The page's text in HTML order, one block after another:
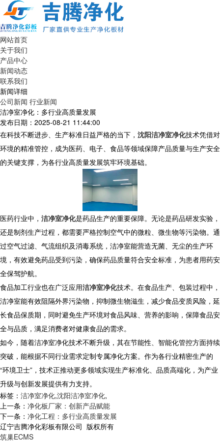
网站首页
关于我们
产品中心
新闻动态
联系我们
新闻详细
公司新闻 行业新闻
洁净室净化：多行业高质量发展
发布日期：2025-08-21 11:44:00
在科技不断进步、生产标准日益严格的当下， 沈阳洁净室净化技术凭借对
环境的精准管控，成为医药、电子、食品等领域保障产品质量与生产安全
的关键支撑，为各行业高质量发展筑牢环境基础。
​ 医药行业中， 洁净室净化是药品生产的重要保障。无论是药品研发实验，
还是制剂生产过程，都需要严格控制空气中的微粒、微生物等污染物。通
过空气过滤、气流组织及消毒系统，洁净室能营造无菌、无尘的生产环
境，有效避免药品受到污染，确保药品质量符合安全标准，为患者用药安
全保驾护航。
​ 食品加工行业也在广泛应用洁净室净化技术。在食品生产、包装过程中，
洁净室能有效阻隔外界污染物，抑制微生物滋生，减少食品变质风险，延
长食品保质期，同时避免生产环境对食品风味、营养的影响，保障食品安
全与品质，满足消费者对健康食品的需求。
​ 如今，随着洁净室净化技术不断升级，其在节能性、智能化管控方面持续
突破，能根据不同行业需求定制专属净化方案。作为各行业精密生产的
“环境卫士”，技术正推动更多领域实现生产标准化、品质高端化，为产业
升级与创新发展提供有力支持。​
标签： 洁净室净化,沈阳洁净室净化,
上一条： 净化板厂家：创新产品赋能
下一条： 净化工程：多行业高质量发展
辽宁吉腾净化彩板有限公司 版权所有
筑巢ECMS